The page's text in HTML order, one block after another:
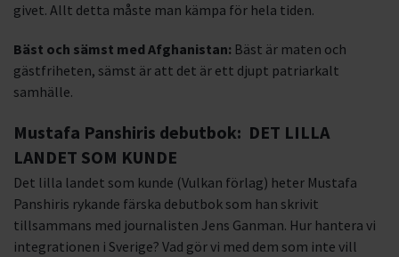
givet. Allt detta måste man kämpa för hela tiden.
Bäst och sämst med Afghanistan: Bäst är maten och
gästfriheten, sämst är att det är ett djupt patriarkalt
samhälle.
Mustafa Panshiris debutbok: DET LILLA
LANDET SOM KUNDE
Det lilla landet som kunde (Vulkan förlag) heter Mustafa
Panshiris rykande färska debutbok som han skrivit
tillsammans med journalisten Jens Ganman. Hur hantera vi
integrationen i Sverige? Vad gör vi med dem som inte vill